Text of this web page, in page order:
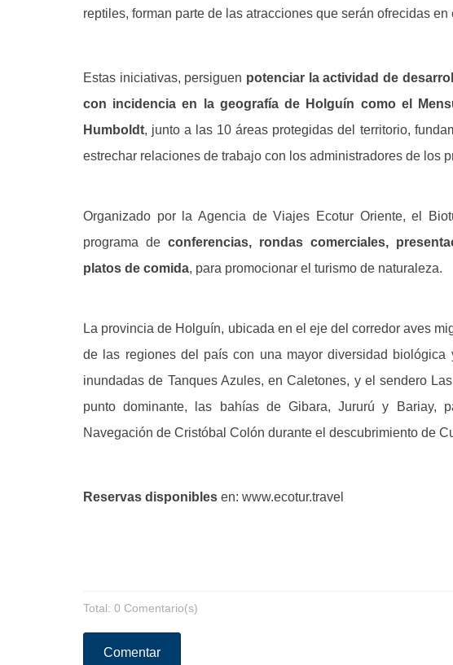
reptiles, forman parte de las atracciones que serán ofrecidas en
Estas iniciativas, persiguen potenciar la actividad de
con incidencia en la geografía de Holguín como el
Humboldt, junto a las 10 áreas protegidas del territorio,
estrechar relaciones de trabajo con los administradores de los
Organizado por la Agencia de Viajes Ecotur Oriente, el
programa de conferencias, rondas comerciales,
platos de comida, para promocionar el turismo de naturaleza.
La provincia de Holguín, ubicada en el eje del corredor aves
de las regiones del país con una mayor diversidad biológica
inundadas de Tanques Azules, en Caletones, y el sendero
punto dominante, las bahías de Gibara, Jururú y Bariay,
Navegación de Cristóbal Colón durante el descubrimiento de
Reservas disponibles en: www.ecotur.travel
Total: 0 Comentario(s)
Comentar